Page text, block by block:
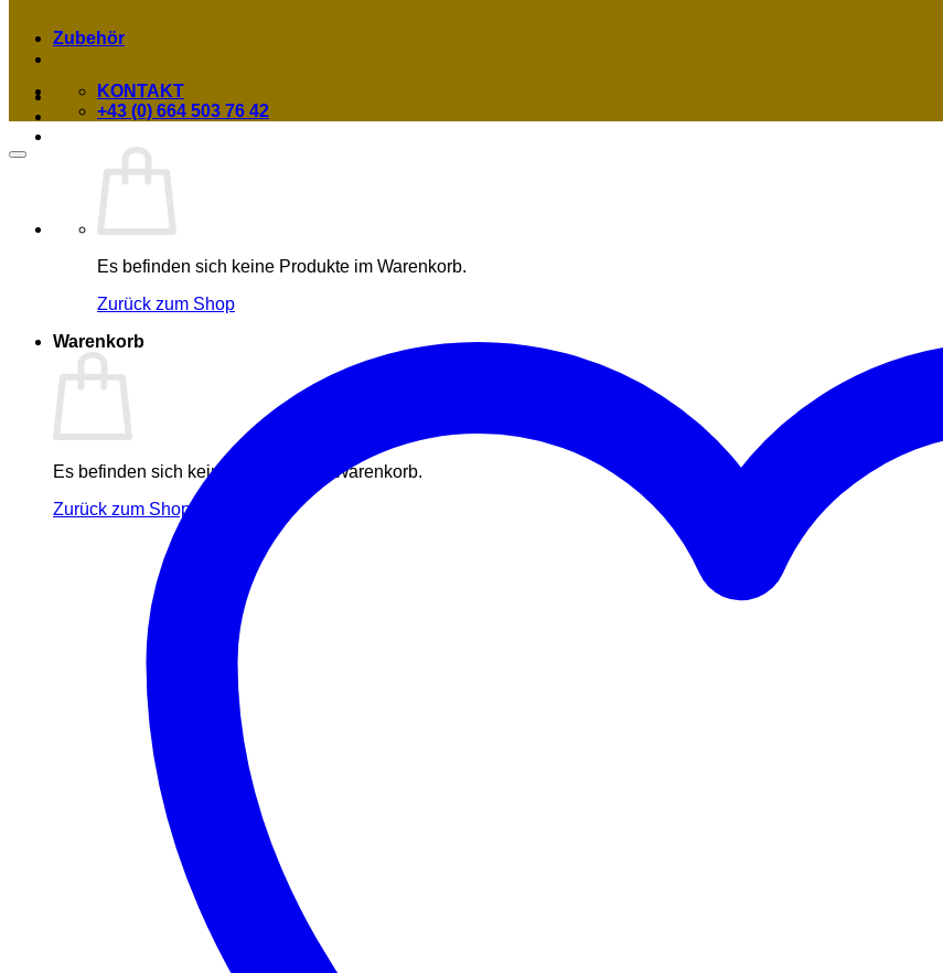
Es befinden sich keine Produkte im Warenkorb.
Zurück zum Shop
Warenkorb
Es befinden sich keine Produkte im Warenkorb.
Zurück zum Shop
Zubehör
KONTAKT
+43 (0) 664 503 76 42